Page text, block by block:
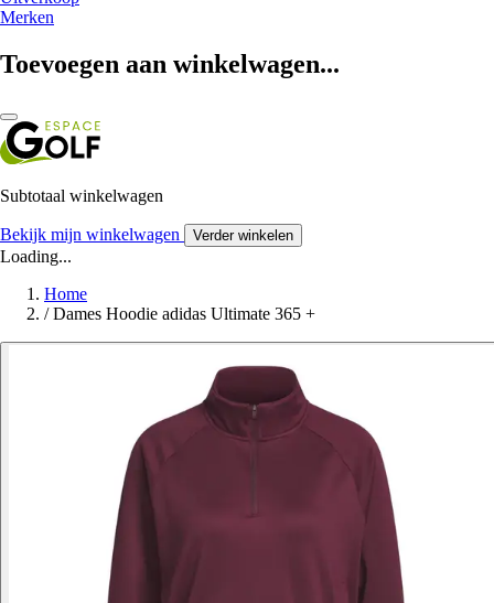
Merken
Toevoegen aan winkelwagen...
Subtotaal winkelwagen
Bekijk mijn winkelwagen Verder winkelen
Loading...
Home
/ Dames Hoodie adidas Ultimate 365 +